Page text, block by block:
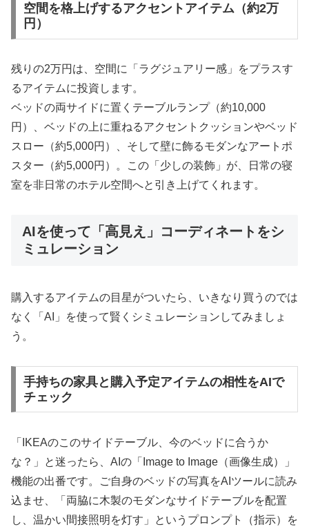
空間を格上げするアクセントアイテム（約2万
円）
残りの2万円は、空間に「ラグジュアリー感」をプラスす
るアイテムに投資します。
ベッドの両サイドに置くテーブルランプ（約10,000
円）、ベッドの上に重ねるアクセントクッションやベッド
スロー（約5,000円）、そして壁に飾るモダンなアートポ
スター（約5,000円）。この「少しの装飾」が、日常の寝
室を非日常のホテル空間へと引き上げてくれます。
AIを使って「高見え」コーディネートをシ
ミュレーション
購入するアイテムの目星がついたら、いきなり買うのでは
なく「AI」を使って賢くシミュレーションしてみましょ
う。
手持ちの家具と購入予定アイテムの相性をAIで
チェック
「IKEAのこのサイドテーブル、今のベッドに合うか
な？」と迷ったら、AIの「Image to Image（画像生成）」
機能の出番です。ご自身のベッドの写真をAIツールに読み
込ませ、「両脇に木製のモダンなサイドテーブルを配置
し、温かい間接照明を灯す」というプロンプト（指示）を